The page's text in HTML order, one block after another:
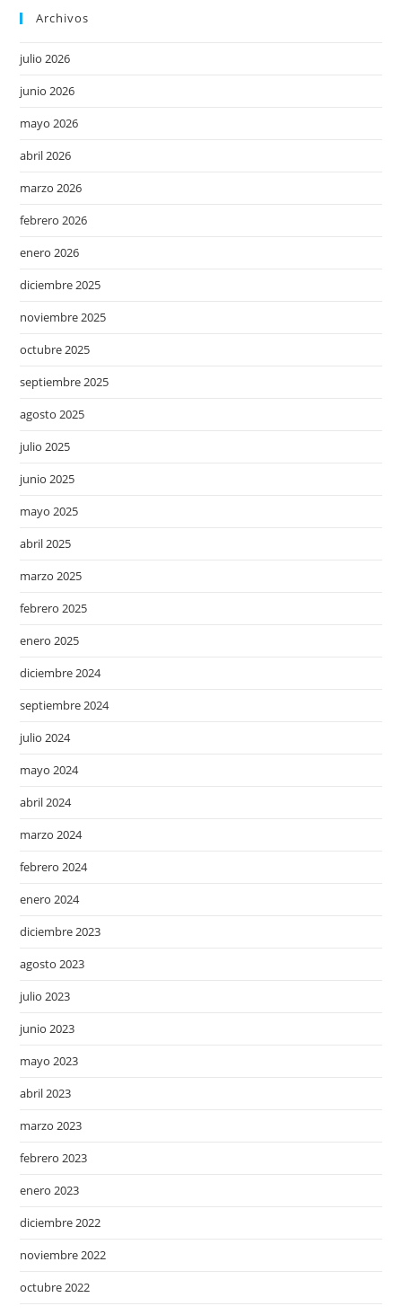
Archivos
julio 2026
junio 2026
mayo 2026
abril 2026
marzo 2026
febrero 2026
enero 2026
diciembre 2025
noviembre 2025
octubre 2025
septiembre 2025
agosto 2025
julio 2025
junio 2025
mayo 2025
abril 2025
marzo 2025
febrero 2025
enero 2025
diciembre 2024
septiembre 2024
julio 2024
mayo 2024
abril 2024
marzo 2024
febrero 2024
enero 2024
diciembre 2023
agosto 2023
julio 2023
junio 2023
mayo 2023
abril 2023
marzo 2023
febrero 2023
enero 2023
diciembre 2022
noviembre 2022
octubre 2022